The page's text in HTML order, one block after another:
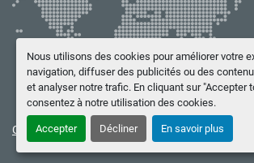
Nous utilisons des cookies pour améliorer votre
navigation, diffuser des publicités ou des
et analyser notre trafic. En cliquant sur "Accepter
consentez à notre utilisation des cookies.
Accepter Décliner En savoir plus
Gérez les cookies © Copyright BIOTEKNICS